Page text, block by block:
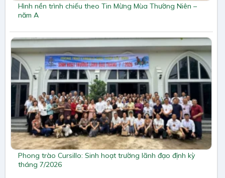
Hình nền trình chiếu theo Tin Mừng Mùa Thường Niên –
năm A
Phong trào Cursillo: Sinh hoạt trường lãnh đạo định kỳ
tháng 7/2026